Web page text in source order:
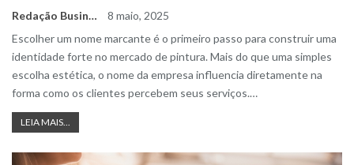
Redação Business Ideas
8 maio, 2025
Escolher um nome marcante é o primeiro passo para construir uma
identidade forte no mercado de pintura. Mais do que uma simples
escolha estética, o nome da empresa influencia diretamente na
forma como os clientes percebem seus serviços.…
LEIA MAIS...